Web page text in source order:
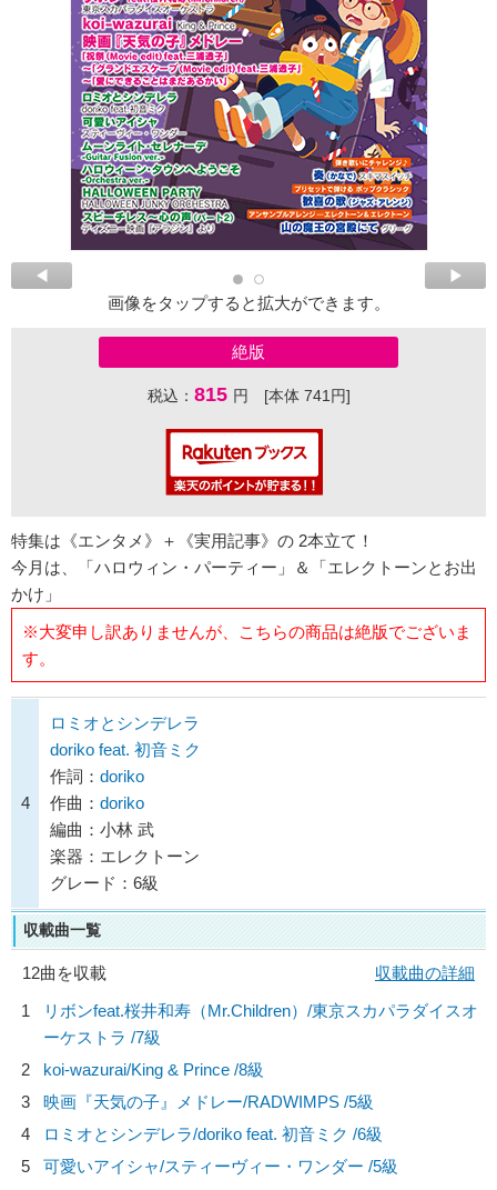
画像をタップすると拡大ができます。
絶版
税込： 815 円 [本体 741円]
特集は《エンタメ》＋《実用記事》の 2本立て！
今月は、「ハロウィン・パーティー」＆「エレクトーンとお出
かけ」
※大変申し訳ありませんが、こちらの商品は絶版でございま
す。
4
ロミオとシンデレラ
doriko feat. 初音ミク
作詞： doriko
作曲： doriko
編曲：小林 武
楽器：エレクトーン
グレード：6級
収載曲一覧
12曲を収載
収載曲の詳細
1
リボンfeat.桜井和寿（Mr.Children）/東京スカパラダイスオ
ーケストラ /7級
2
koi-wazurai/King & Prince /8級
3
映画『天気の子』メドレー/RADWIMPS /5級
4
ロミオとシンデレラ/doriko feat. 初音ミク /6級
5
可愛いアイシャ/スティーヴィー・ワンダー /5級